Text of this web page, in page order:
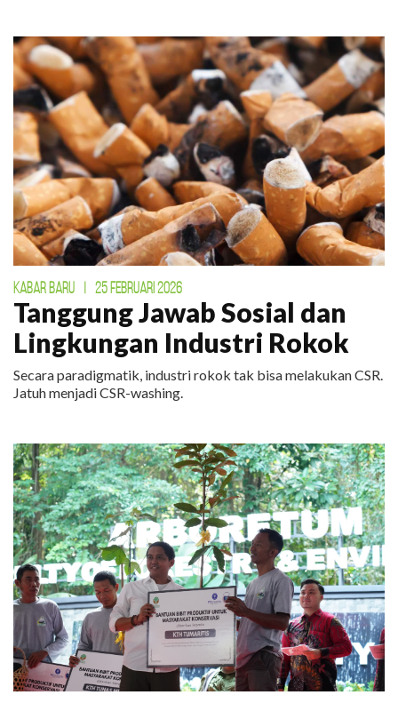
KABAR BARU 25 FEBRUARI 2026
Tanggung Jawab Sosial dan
Lingkungan Industri Rokok
Secara paradigmatik, industri rokok tak bisa melakukan CSR.
Jatuh menjadi CSR-washing.